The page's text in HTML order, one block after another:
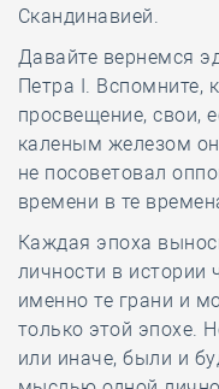
Скандинавией.
Давайте вернемся
Петра I. Вспомните,
просвещение, свои,
каленым железом
не посоветовал
времени в те
Каждая эпоха
личности в истории
именно те грани и
только этой эпохе.
или иначе, были и